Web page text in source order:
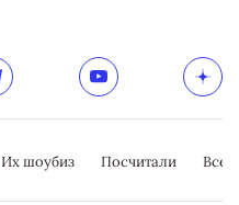
Их шоубиз Посчитали